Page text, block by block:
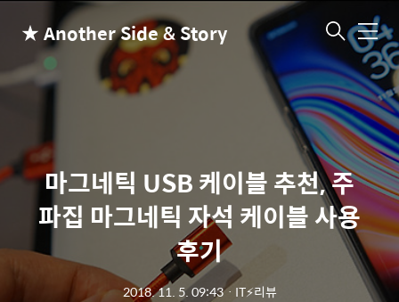
★ Another Side & Story 메
뉴
마그네틱 USB 케이블 추천, 주
파집 마그네틱 자석 케이블 사용
후기
2018. 11. 5. 09:43ㆍ IT⚡리뷰